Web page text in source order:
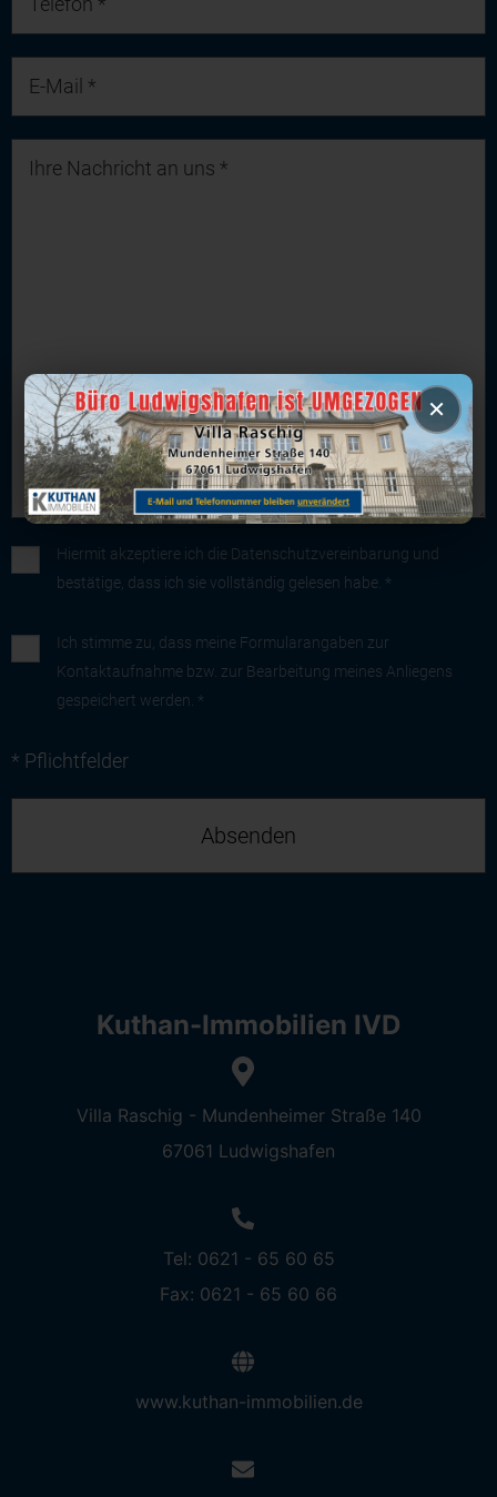
Hiermit akzeptiere ich die Datenschutzvereinbarung und
bestätige, dass ich sie vollständig gelesen habe. *
Ich stimme zu, dass meine Formularangaben zur
Kontaktaufnahme bzw. zur Bearbeitung meines Anliegens
gespeichert werden. *
* Pflichtfelder
Kuthan-Immobilien IVD
Villa Raschig - Mundenheimer Straße 140
67061 Ludwigshafen
Tel: 0621 - 65 60 65
Fax: 0621 - 65 60 66
www.kuthan-immobilien.de
×